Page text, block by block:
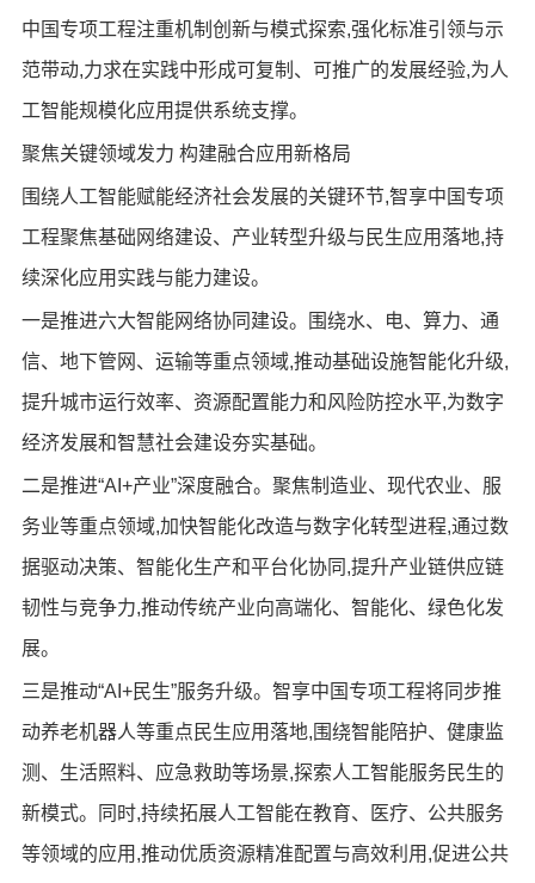
中国专项工程注重机制创新与模式探索,强化标准引领与示
范带动,力求在实践中形成可复制、可推广的发展经验,为人
工智能规模化应用提供系统支撑。
聚焦关键领域发力 构建融合应用新格局
围绕人工智能赋能经济社会发展的关键环节,智享中国专项
工程聚焦基础网络建设、产业转型升级与民生应用落地,持
续深化应用实践与能力建设。
一是推进六大智能网络协同建设。围绕水、电、算力、通
信、地下管网、运输等重点领域,推动基础设施智能化升级,
提升城市运行效率、资源配置能力和风险防控水平,为数字
经济发展和智慧社会建设夯实基础。
二是推进“AI+产业”深度融合。聚焦制造业、现代农业、服
务业等重点领域,加快智能化改造与数字化转型进程,通过数
据驱动决策、智能化生产和平台化协同,提升产业链供应链
韧性与竞争力,推动传统产业向高端化、智能化、绿色化发
展。
三是推动“AI+民生”服务升级。智享中国专项工程将同步推
动养老机器人等重点民生应用落地,围绕智能陪护、健康监
测、生活照料、应急救助等场景,探索人工智能服务民生的
新模式。同时,持续拓展人工智能在教育、医疗、公共服务
等领域的应用,推动优质资源精准配置与高效利用,促进公共